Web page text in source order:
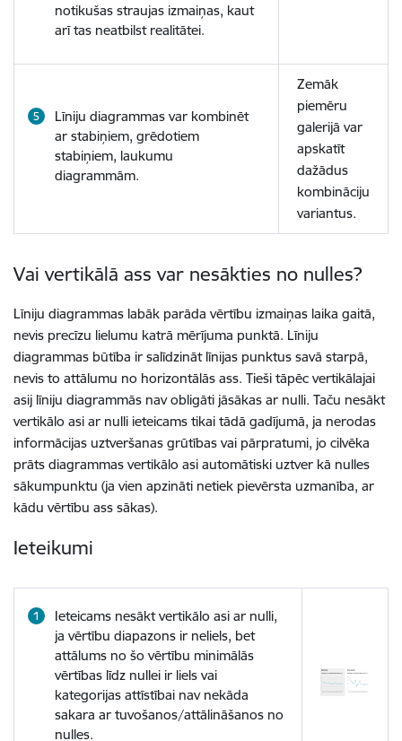
notikušas straujas izmaiņas, kaut
arī tas neatbilst realitātei.
Līniju diagrammas var kombinēt
ar stabiņiem, grēdotiem
stabiņiem, laukumu
diagrammām.
Zemāk
piemēru
galerijā var
apskatīt
dažādus
kombināciju
variantus.
Vai vertikālā ass var nesākties no nulles?
Līniju diagrammas labāk parāda vērtību izmaiņas laika gaitā,
nevis precīzu lielumu katrā mērījuma punktā. Līniju
diagrammas būtība ir salīdzināt līnijas punktus savā starpā,
nevis to attālumu no horizontālās ass. Tieši tāpēc vertikālajai
asij līniju diagrammās nav obligāti jāsākas ar nulli. Taču nesākt
vertikālo asi ar nulli ieteicams tikai tādā gadījumā, ja nerodas
informācijas uztveršanas grūtības vai pārpratumi, jo cilvēka
prāts diagrammas vertikālo asi automātiski uztver kā nulles
sākumpunktu (ja vien apzināti netiek pievērsta uzmanība, ar
kādu vērtību ass sākas).
Ieteikumi
Ieteicams nesākt vertikālo asi ar nulli,
ja vērtību diapazons ir neliels, bet
attālums no šo vērtību minimālās
vērtības līdz nullei ir liels vai
kategorijas attīstībai nav nekāda
sakara ar tuvošanos/attālināšanos no
nulles.